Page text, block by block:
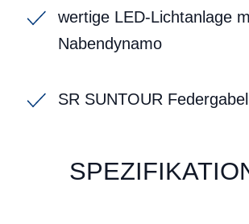
wertige LED-Lichtanlage
Nabendynamo
SR SUNTOUR Federgabel